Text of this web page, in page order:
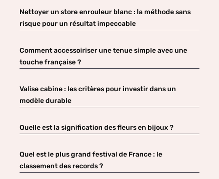
Nettoyer un store enrouleur blanc : la méthode sans
risque pour un résultat impeccable
Comment accessoiriser une tenue simple avec une
touche française ?
Valise cabine : les critères pour investir dans un
modèle durable
Quelle est la signification des fleurs en bijoux ?
Quel est le plus grand festival de France : le
classement des records ?